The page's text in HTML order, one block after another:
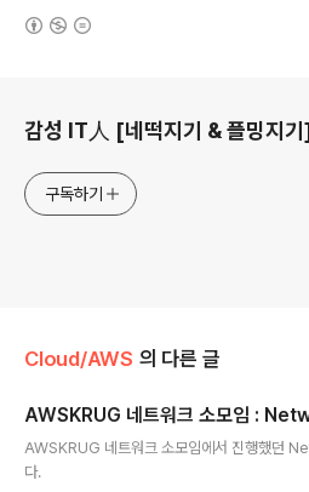
감성 IT人 [네떡지기 & 플밍지
구독하기
Cloud/AWS 의 다른 글
AWSKRUG 네트워크 소모임 :
AWSKRUG 네트워크 소모임에서 진행했던
다.